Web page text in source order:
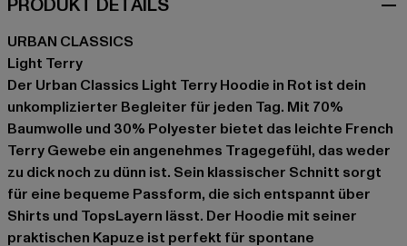
URBAN CLASSICS
Light Terry
Der Urban Classics Light Terry Hoodie in Rot ist dein
unkomplizierter Begleiter für jeden Tag. Mit 70%
Baumwolle und 30% Polyester bietet das leichte French
Terry Gewebe ein angenehmes Tragegefühl, das weder
zu dick noch zu dünn ist. Sein klassischer Schnitt sorgt
für eine bequeme Passform, die sich entspannt über
Shirts und TopsLayern lässt. Der Hoodie mit seiner
praktischen Kapuze ist perfekt für spontane